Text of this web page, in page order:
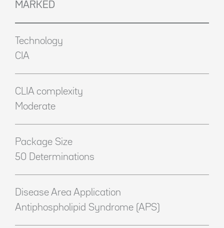
MARKED
Technology
CIA
CLIA complexity
Moderate
Package Size
50 Determinations
Disease Area Application
Antiphospholipid Syndrome (APS)